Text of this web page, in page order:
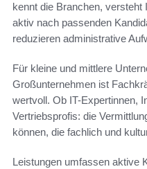
kennt die Branchen, versteht
aktiv nach passenden
reduzieren administrative
Für kleine und mittlere
Großunternehmen ist
wertvoll. Ob IT-Expertinnen,
Vertriebsprofis: die
können, die fachlich und
Leistungen umfassen aktive